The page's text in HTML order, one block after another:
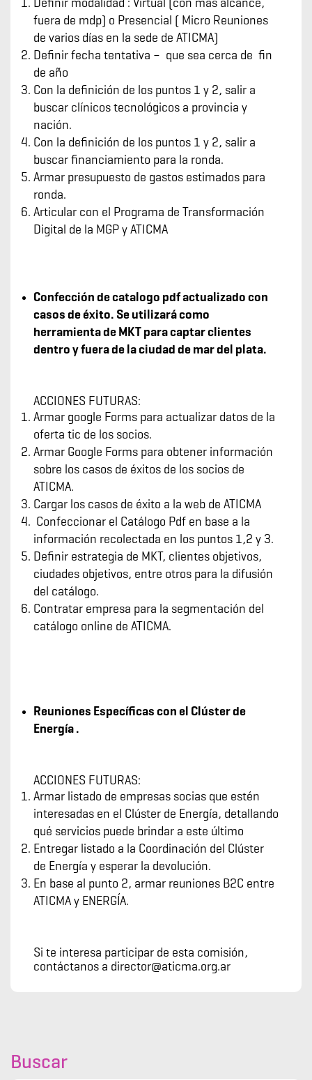
Definir modalidad : Virtual (con más alcance,
fuera de mdp) o Presencial ( Micro Reuniones
de varios días en la sede de ATICMA)
Definir fecha tentativa – que sea cerca de fin
de año
Con la definición de los puntos 1 y 2, salir a
buscar clínicos tecnológicos a provincia y
nación.
Con la definición de los puntos 1 y 2, salir a
buscar financiamiento para la ronda.
Armar presupuesto de gastos estimados para
ronda.
Articular con el Programa de Transformación
Digital de la MGP y ATICMA
Confección de catalogo pdf actualizado con
casos de éxito. Se utilizará como
herramienta de MKT para captar clientes
dentro y fuera de la ciudad de mar del plata.
ACCIONES FUTURAS:
Armar google Forms para actualizar datos de la
oferta tic de los socios.
Armar Google Forms para obtener información
sobre los casos de éxitos de los socios de
ATICMA.
Cargar los casos de éxito a la web de ATICMA
Confeccionar el Catálogo Pdf en base a la
información recolectada en los puntos 1,2 y 3.
Definir estrategia de MKT, clientes objetivos,
ciudades objetivos, entre otros para la difusión
del catálogo.
Contratar empresa para la segmentación del
catálogo online de ATICMA.
Reuniones Específicas con el Clúster de
Energía .
ACCIONES FUTURAS:
Armar listado de empresas socias que estén
interesadas en el Clúster de Energía, detallando
qué servicios puede brindar a este último
Entregar listado a la Coordinación del Clúster
de Energía y esperar la devolución.
En base al punto 2, armar reuniones B2C entre
ATICMA y ENERGÍA.
Si te interesa participar de esta comisión,
contáctanos a director@aticma.org.ar
Buscar